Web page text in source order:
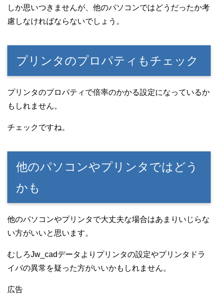
しか思いつきませんが、他のパソコンではどうだったか考
慮しなければならないでしょう。
プリンタのプロパティもチェック
プリンタのプロパティで倍率のかかる設定になっているか
もしれません。
チェックですね。
他のパソコンやプリンタではどう
かも
他のパソコンやプリンタで大丈夫な場合はあまりいじらな
い方がいいと思います。
むしろJw_cadデータよりプリンタの設定やプリンタドラ
イバの異常を疑った方がいいかもしれません。
広告